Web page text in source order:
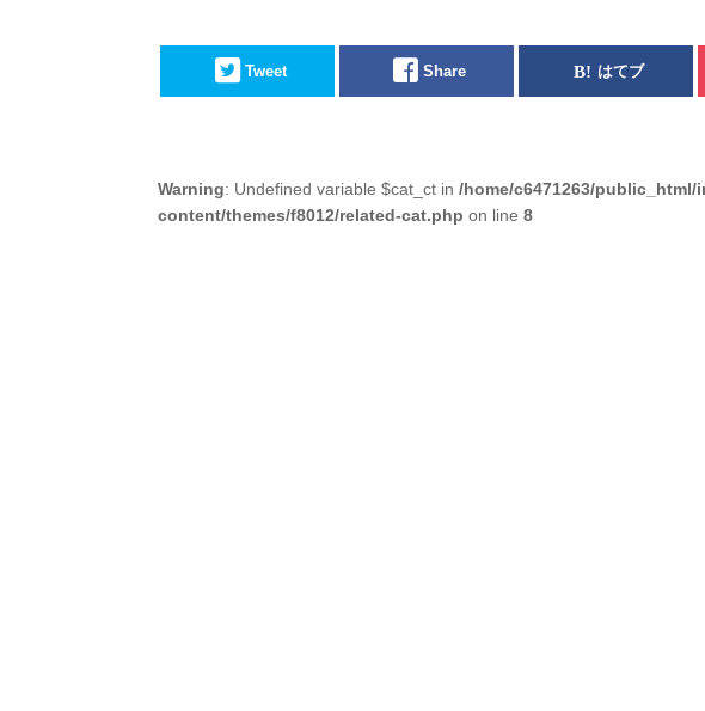
Tweet Share はてブ
Warning: Undefined variable $cat_ct in /home/c6471263/public_html/
content/themes/f8012/related-cat.php on line 8